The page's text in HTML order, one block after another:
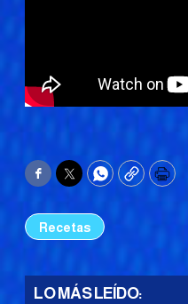
Facebook
TwitterWhatsApp
CopyPrint
Recetas
LO MÁS LEÍDO: